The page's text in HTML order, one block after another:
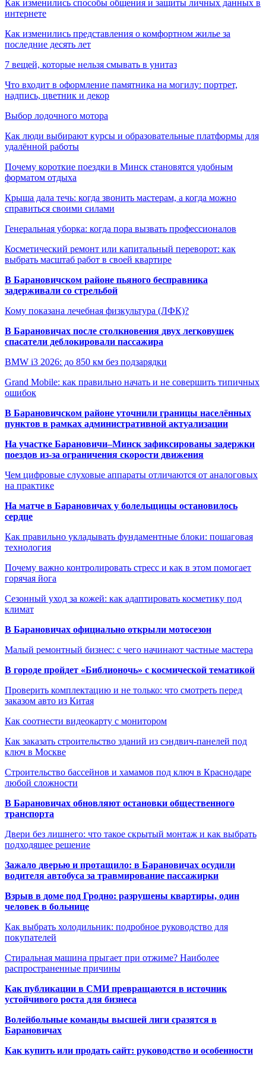
Как изменились способы общения и защиты личных данных в
интернете
Как изменились представления о комфортном жилье за
последние десять лет
7 вещей, которые нельзя смывать в унитаз
Что входит в оформление памятника на могилу: портрет,
надпись, цветник и декор
Выбор лодочного мотора
Как люди выбирают курсы и образовательные платформы для
удалённой работы
Почему короткие поездки в Минск становятся удобным
форматом отдыха
Крыша дала течь: когда звонить мастерам, а когда можно
справиться своими силами
Генеральная уборка: когда пора вызвать профессионалов
Косметический ремонт или капитальный переворот: как
выбрать масштаб работ в своей квартире
В Барановичском районе пьяного бесправника
задерживали со стрельбой
Кому показана лечебная физкультура (ЛФК)?
В Барановичах после столкновения двух легковушек
спасатели деблокировали пассажира
BMW i3 2026: до 850 км без подзарядки
Grand Mobile: как правильно начать и не совершить типичных
ошибок
В Барановичском районе уточнили границы населённых
пунктов в рамках административной актуализации
На участке Барановичи–Минск зафиксированы задержки
поездов из-за ограничения скорости движения
Чем цифровые слуховые аппараты отличаются от аналоговых
на практике
На матче в Барановичах у болельщицы остановилось
сердце
Как правильно укладывать фундаментные блоки: пошаговая
технология
Почему важно контролировать стресс и как в этом помогает
горячая йога
Сезонный уход за кожей: как адаптировать косметику под
климат
В Барановичах официально открыли мотосезон
Малый ремонтный бизнес: с чего начинают частные мастера
В городе пройдет «Библионочь» с космической тематикой
Проверить комплектацию и не только: что смотреть перед
заказом авто из Китая
Как соотнести видеокарту с монитором
Как заказать строительство зданий из сэндвич-панелей под
ключ в Москве
Строительство бассейнов и хамамов под ключ в Краснодаре
любой сложности
В Барановичах обновляют остановки общественного
транспорта
Двери без лишнего: что такое скрытый монтаж и как выбрать
подходящее решение
Зажало дверью и протащило: в Барановичах осудили
водителя автобуса за травмирование пассажирки
Взрыв в доме под Гродно: разрушены квартиры, один
человек в больнице
Как выбрать холодильник: подробное руководство для
покупателей
Стиральная машина прыгает при отжиме? Наиболее
распространенные причины
Как публикации в СМИ превращаются в источник
устойчивого роста для бизнеса
Волейбольные команды высшей лиги сразятся в
Барановичах
Как купить или продать сайт: руководство и особенности